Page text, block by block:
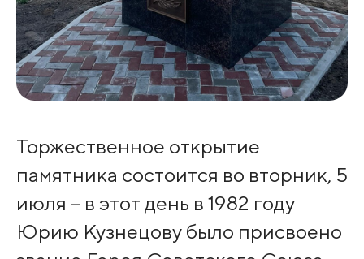
Торжественное открытие
памятника состоится во вторник, 5
июля – в этот день в 1982 году
Юрию Кузнецову было присвоено